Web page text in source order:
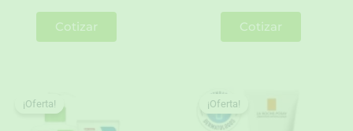
Cotizar Cotizar
¡Oferta!
¡Oferta! ¡Oferta!
¡Oferta!